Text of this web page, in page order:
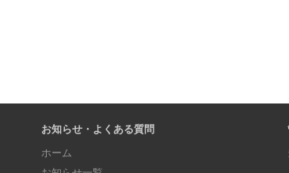
お知らせ・よくある質問
ホーム